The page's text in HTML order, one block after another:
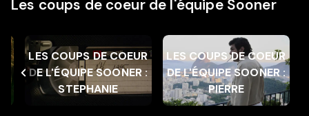
Les coups de coeur de l'équipe Sooner
Les coups de coeur de
l'équipe Sooner :
Stephanie
LES COUPS DE COEUR
DE L'ÉQUIPE SOONER :
STEPHANIE
Les coups de coeur de
l'équipe Sooner : Pierre
LES COUPS DE COEUR
DE L'ÉQUIPE SOONER :
PIERRE